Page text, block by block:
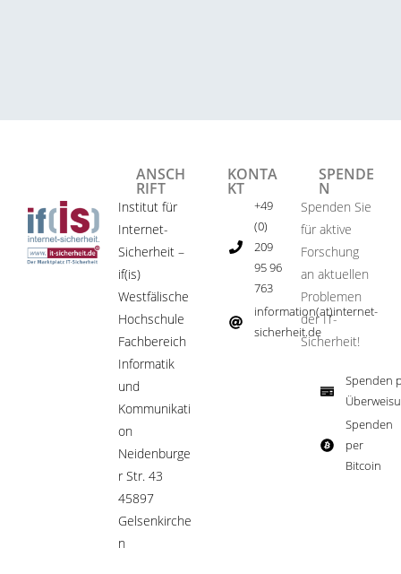
ANSCH
RIFT
Institut für
Internet-
Sicherheit –
if(is)
Westfälische
Hochschule
Fachbereich
Informatik
und
Kommunikati
on
Neidenburge
r Str. 43
45897
Gelsenkirche
n
KONTA
KT
+49
(0)
209
95 96
763
information(at)internet-
sicherheit.de ​
SPENDE
N
Spenden Sie
für aktive
Forschung
an aktuellen
Problemen
der IT-
Sicherheit!​
Spenden
Spenden
per
Bitcoin​